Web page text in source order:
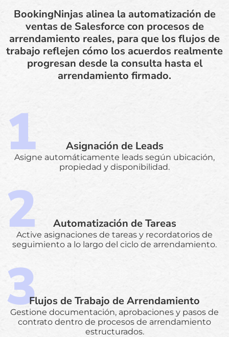
BookingNinjas alinea la automatización de
ventas de Salesforce con procesos de
arrendamiento reales, para que los flujos de
trabajo reflejen cómo los acuerdos realmente
progresan desde la consulta hasta el
arrendamiento firmado.
Asignación de Leads
Asigne automáticamente leads según ubicación,
propiedad y disponibilidad.
Automatización de Tareas
Active asignaciones de tareas y recordatorios de
seguimiento a lo largo del ciclo de arrendamiento.
Flujos de Trabajo de Arrendamiento
Gestione documentación, aprobaciones y pasos de
contrato dentro de procesos de arrendamiento
estructurados.